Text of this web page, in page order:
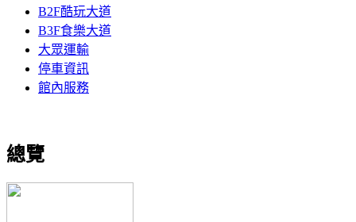
B2F酷玩大道
B3F食樂大道
大眾運輸
停車資訊
館內服務
總覽